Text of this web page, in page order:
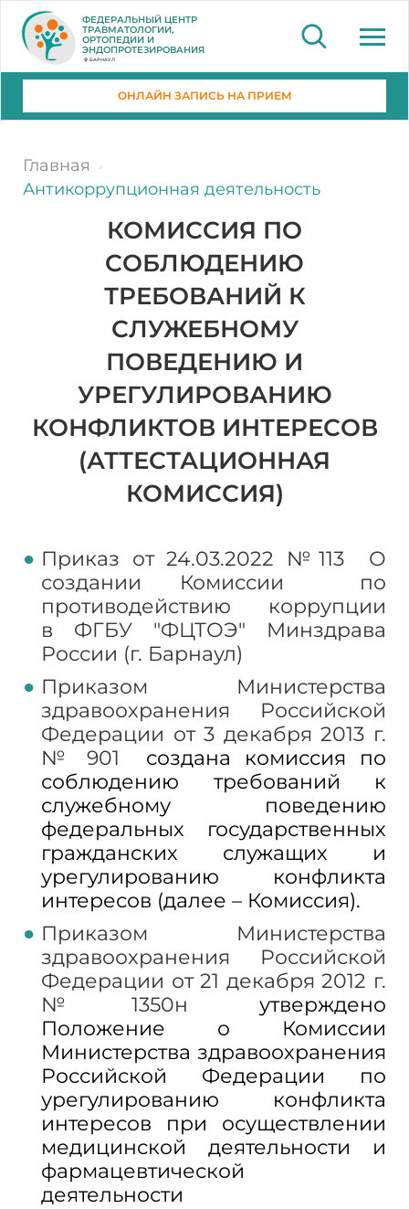
ФЕДЕРАЛЬНЫЙ ЦЕНТР
ТРАВМАТОЛОГИИ,
ОРТОПЕДИИ И
ЭНДОПРОТЕЗИРОВАНИЯ
БАРНАУЛ
ОНЛАЙН ЗАПИСЬ НА ПРИЕМ
Главная
Антикоррупционная деятельность
КОМИССИЯ ПО
СОБЛЮДЕНИЮ
ТРЕБОВАНИЙ К
СЛУЖЕБНОМУ
ПОВЕДЕНИЮ И
УРЕГУЛИРОВАНИЮ
КОНФЛИКТОВ ИНТЕРЕСОВ
(АТТЕСТАЦИОННАЯ
КОМИССИЯ)
Приказ от 24.03.2022 №113 О
создании Комиссии по
противодействию коррупции
в ФГБУ "ФЦТОЭ" Минздрава
России (г. Барнаул)
Приказом Министерства
здравоохранения Российской
Федерации от 3 декабря 2013 г.
№ 901 создана комиссия по
соблюдению требований к
служебному поведению
федеральных государственных
гражданских служащих и
урегулированию конфликта
интересов (далее – Комиссия).
Приказом Министерства
здравоохранения Российской
Федерации от 21 декабря 2012 г.
№ 1350н утверждено
Положение о Комиссии
Министерства здравоохранения
Российской Федерации по
урегулированию конфликта
интересов при осуществлении
медицинской деятельности и
фармацевтической
деятельности